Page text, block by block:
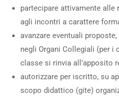
partecipare attivamente
agli incontri a carattere
avanzare eventuali
negli Organi Collegiali (per i
classe si rinvia all’apposito
autorizzare per iscritto, su
scopo didattico (gite)